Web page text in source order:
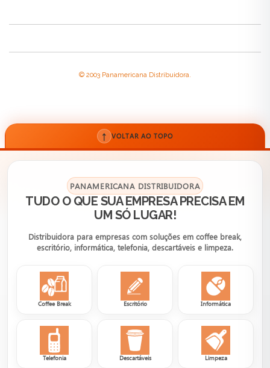
© 2003 Panamericana Distribuidora.
↑ VOLTAR AO TOPO
PANAMERICANA DISTRIBUIDORA
TUDO O QUE SUA EMPRESA PRECISA EM
UM SÓ LUGAR!
Distribuidora para empresas com soluções em coffee break,
escritório, informática, telefonia, descartáveis e limpeza.
Coffee Break Escritório Informática
Telefonia Descartáveis Limpeza